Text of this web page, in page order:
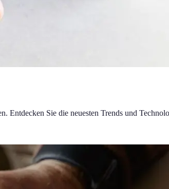
Entdecken Sie die neuesten Trends und